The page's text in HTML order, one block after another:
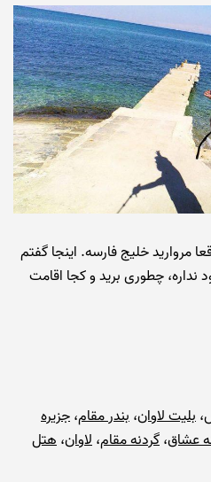
مروارید خلیج فارسه. اینجا گفتم
نداره، چطوری برید و کجا اقامت
، بلیت لاوان، بندر مقام، جزیره
عشاق، گردنه مقام، لاوان، هتل